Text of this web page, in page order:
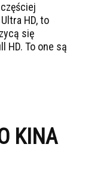
HD, to
się
HD. To one są
KINA